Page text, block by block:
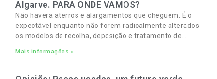
Algarve. PARA ONDE VAMOS?
Não haverá aterros e alargamentos que cheguem. É o
expectável enquanto não forem radicalmente alterados
os modelos de recolha, deposição e tratamento de
Mais informações »